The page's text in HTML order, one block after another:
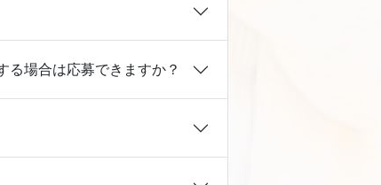
る場合は応募できますか？